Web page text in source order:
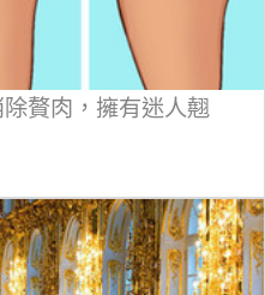
贅肉，擁有迷人翹